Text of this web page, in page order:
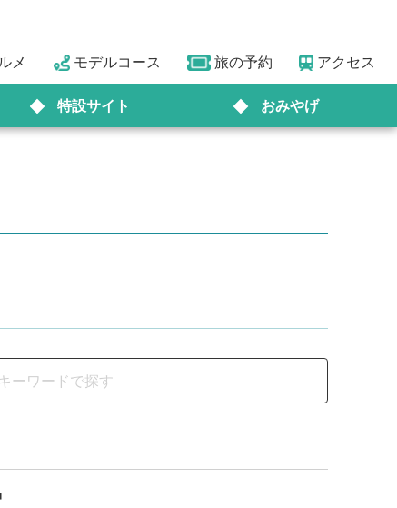
メ モデルコース 旅の予約 アクセス
特設サイト おみやげ